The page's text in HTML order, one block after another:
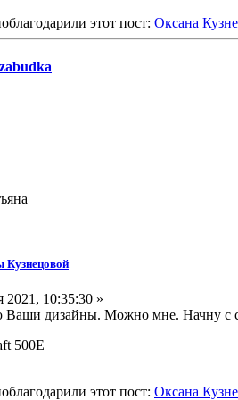
этот пост: Оксана
Кузнецовой
2021, 10:35:30 »
Ваши дизайны. Можно мне. Начну с
500E
этот пост: Оксана